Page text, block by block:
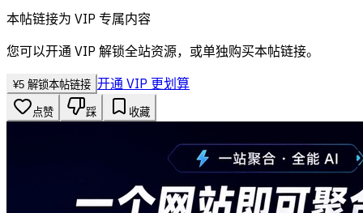
本帖链接为 VIP 专属内容
您可以开通 VIP 解锁全站资源，或单独购买本帖链接。
¥5 解锁本帖链接 开通 VIP 更划算
点赞 踩 收藏